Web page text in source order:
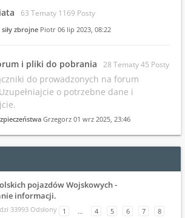
63 Tematy 1169 Posty
zbrojne Piotr 06 lip 2023, 08:22
i pliki do pobrania 28 Tematy 45 Posty
do prowadzonych na forum
o potrzebne dane i
Grzegorz 01 wrz 2025, 23:46
pojazdów Wojskowych -
informacji.
33993 Odsłony 1 … 4 5 6 7 8